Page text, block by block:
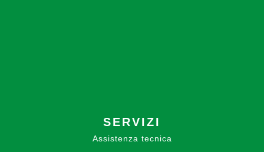
SERVIZI
Assistenza tecnica